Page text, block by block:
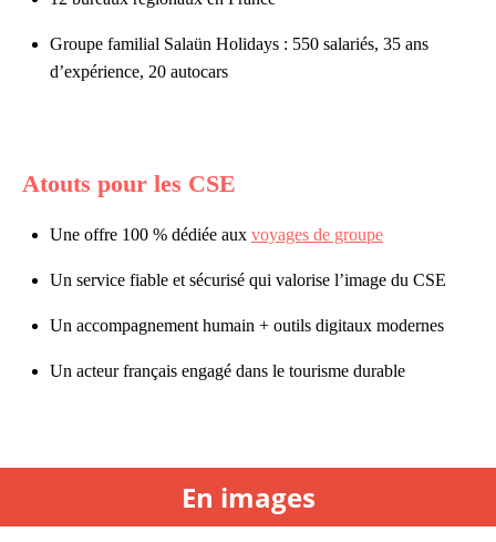
Groupe familial Salaün Holidays : 550 salariés, 35 ans
d’expérience, 20 autocars
Atouts pour les CSE
Une offre 100 % dédiée aux voyages de groupe
Un service fiable et sécurisé qui valorise l’image du CSE
Un accompagnement humain + outils digitaux modernes
Un acteur français engagé dans le tourisme durable
En images